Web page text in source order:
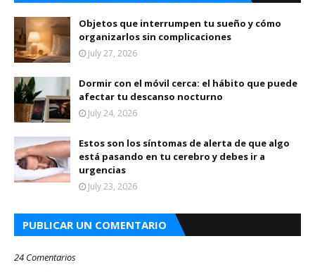
Objetos que interrumpen tu sueño y cómo
organizarlos sin complicaciones
July 27, 2026
Dormir con el móvil cerca: el hábito que puede
afectar tu descanso nocturno
July 24, 2026
Estos son los síntomas de alerta de que algo
está pasando en tu cerebro y debes ir a
urgencias
July 23, 2026
PUBLICAR UN COMENTARIO
24 Comentarios